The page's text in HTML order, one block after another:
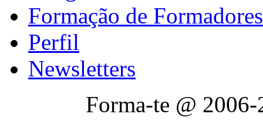
Formação de Formadores
Perfil
Newsletters
Forma-te @